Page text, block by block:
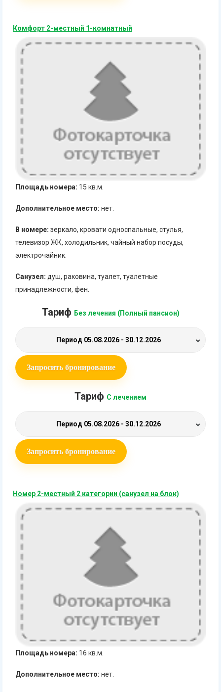
Комфорт 2-местный 1-комнатный
Площадь номера: 15 кв.м.
Дополнительное место: нет.
В номере: зеркало, кровати односпальные, стулья,
телевизор ЖК, холодильник, чайный набор посуды,
электрочайник.
Санузел: душ, раковина, туалет, туалетные
принадлежности, фен.
Тариф Без лечения (Полный пансион)
Период 05.08.2026 - 30.12.2026
Запросить бронирование
Тариф С лечением
Период 05.08.2026 - 30.12.2026
Запросить бронирование
Номер 2-местный 2 категории (санузел на блок)
Площадь номера: 16 кв.м.
Дополнительное место: нет.